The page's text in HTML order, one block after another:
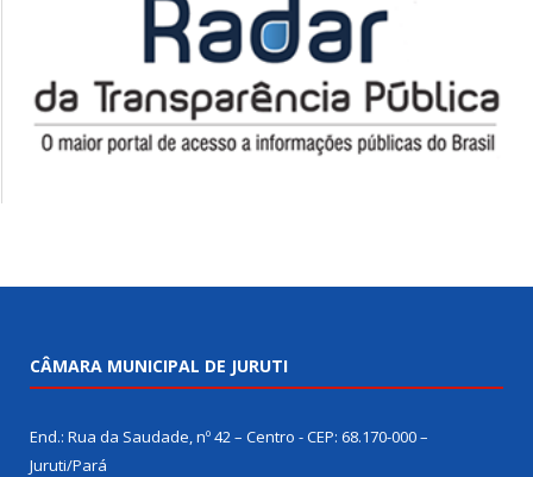
CÂMARA MUNICIPAL DE JURUTI
End.: Rua da Saudade, nº 42 – Centro - CEP: 68.170-000 –
Juruti/Pará